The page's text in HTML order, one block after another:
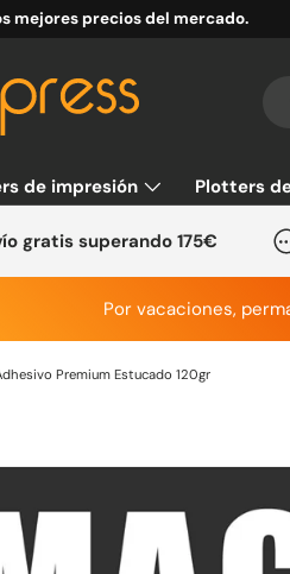
mejores precios del mercado.
de impresión Plotters
gratis superando 175€
Por vacaciones,
Premium Estucado 120gr
a la información del